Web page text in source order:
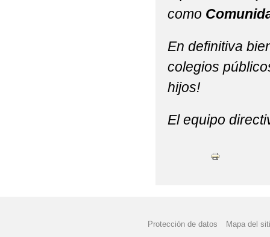
como
En definitiva
colegios
hijos!
El equipo
Protección de datos Mapa del